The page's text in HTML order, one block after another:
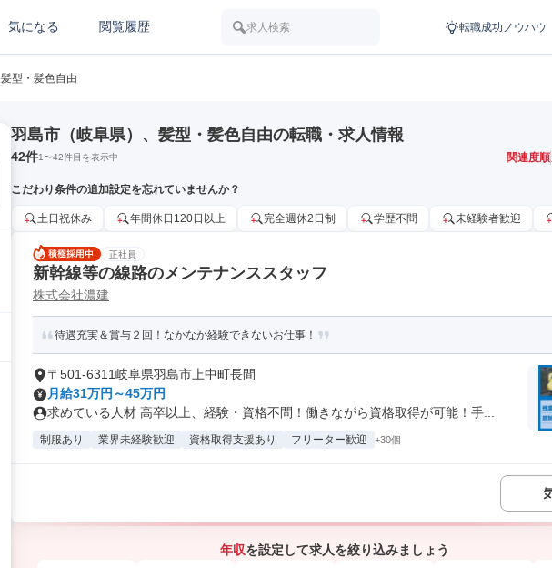
気になる 閲覧履歴 求人検索 転職成功ノウハウ
髪型・髪色自由
羽島市（岐阜県）、髪型・髪色自由の転職・求人情報
42件1〜42件目を表示中 関連度順
こだわり条件の追加設定を忘れていませんか？
土日祝休み 年間休日120日以上 完全週休2日制 学歴不問 未経験者歓迎
正社員
新幹線等の線路のメンテナンススタッフ
株式会社濃建
待遇充実＆賞与２回！なかなか経験できないお仕事！
〒501-6311岐阜県羽島市上中町長間
月給31万円～45万円
求めている人材 高卒以上、経験・資格不問！働きながら資格取得が可能！手...
制服あり 業界未経験歓迎 資格取得支援あり フリーター歓迎 +30個
年収を設定して求人を絞り込みましょう